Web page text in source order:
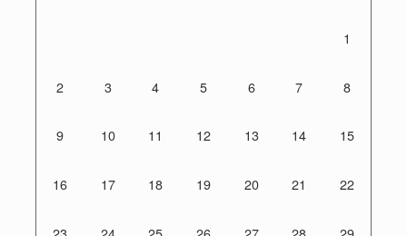
1
2 3 4 5 6 7 8
9 10 11 12 13 14 15
16 17 18 19 20 21 22